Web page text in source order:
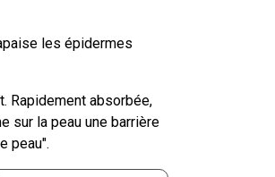
les épidermes
Rapidement absorbée,
sur la peau une barrière
peau".